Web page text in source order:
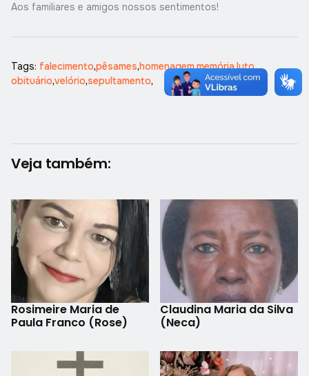
Aos familiares e amigos nossos sentimentos!
Tags: falecimento,pêsames,homenagem,memória,luto,
obituário,velório,sepultamento,
Veja também:
Rosimeire Maria de
Paula Franco (Rose)
Claudina Maria da Silva
(Neca)